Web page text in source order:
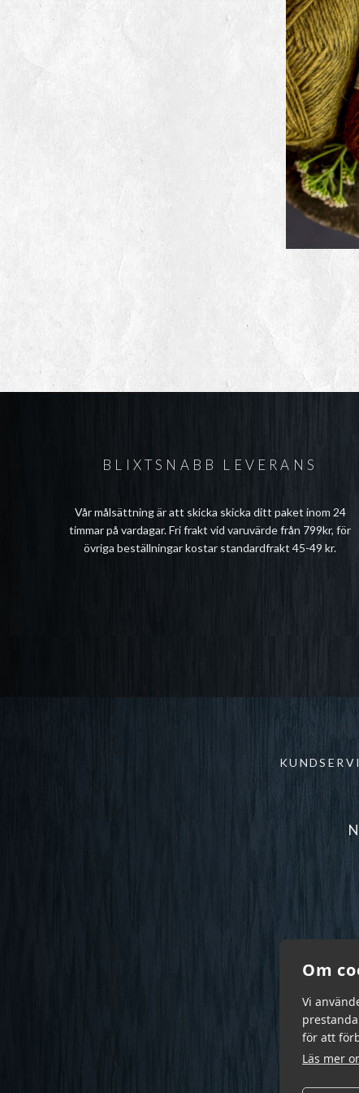
Om
Vi
för att
Läs mer
BLIXTSNABB LEVERANS
Vår målsättning är att skicka skicka ditt paket inom 24
timmar på vardagar. Fri frakt vid varuvärde från 799kr, för
övriga beställningar kostar standardfrakt 45-49 kr.